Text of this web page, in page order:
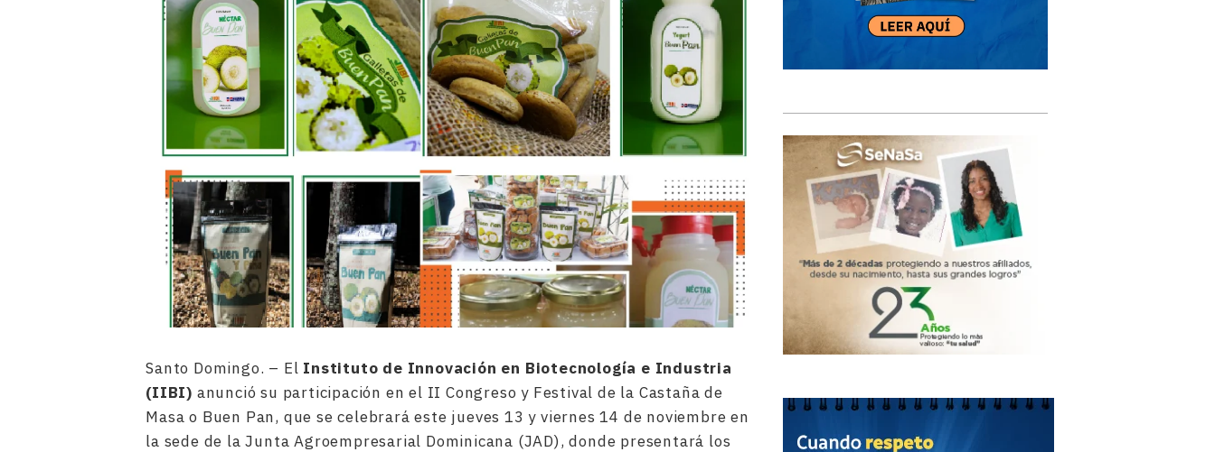
Santo Domingo. – El Instituto de Innovación en Biotecnología e Industria
(IIBI) anunció su participación en el II Congreso y Festival de la Castaña de
Masa o Buen Pan, que se celebrará este jueves 13 y viernes 14 de noviembre en
la sede de la Junta Agroempresarial Dominicana (JAD), donde presentará los